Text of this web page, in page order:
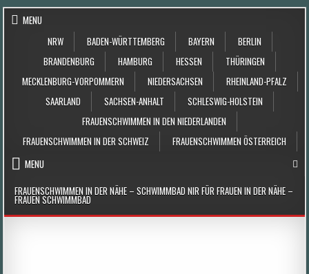
Skip to content
MENU
NRW
BADEN-WÜRTTEMBERG BAYERN
BERLIN
BRANDENBURG
HAMBURG HESSEN
THÜRINGEN
MECKLENBURG-VORPOMMERN
NIEDERSACHSEN
RHEINLAND-PFALZ
SAARLAND
SACHSEN-ANHALT
SCHLESWIG-HOLSTEIN
FRAUENSCHWIMMEN IN DEN NIEDERLANDEN
FRAUENSCHWIMMEN IN DER SCHWEIZ
FRAUENSCHWIMMEN ÖSTERREICH
MENU
FRAUENSCHWIMMEN IN DER NÄHE – SCHWIMMBAD NIR FÜR FRAUEN IN DER NÄHE –
FRAUEN SCHWIMMBAD